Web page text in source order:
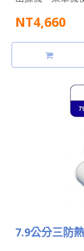
NT4,660
7.9公分三防